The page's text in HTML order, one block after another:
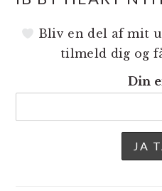
Bliv en del af mit
tilmeld dig og
Din